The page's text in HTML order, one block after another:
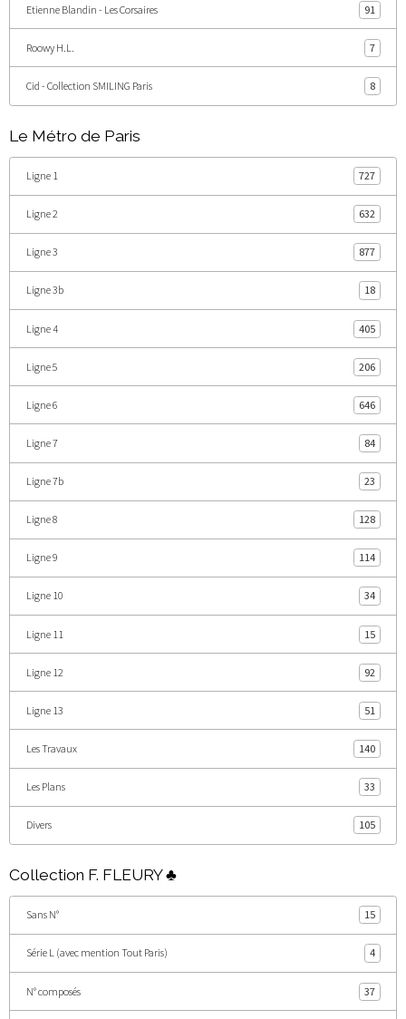
Etienne Blandin - Les Corsaires 91
Roowy H.L. 7
Cid - Collection SMILING Paris 8
Le Métro de Paris
Ligne 1 727
Ligne 2 632
Ligne 3 877
Ligne 3b 18
Ligne 4 405
Ligne 5 206
Ligne 6 646
Ligne 7 84
Ligne 7b 23
Ligne 8 128
Ligne 9 114
Ligne 10 34
Ligne 11 15
Ligne 12 92
Ligne 13 51
Les Travaux 140
Les Plans 33
Divers 105
Collection F. FLEURY ♣
Sans N° 15
Série L (avec mention Tout Paris) 4
N° composés 37